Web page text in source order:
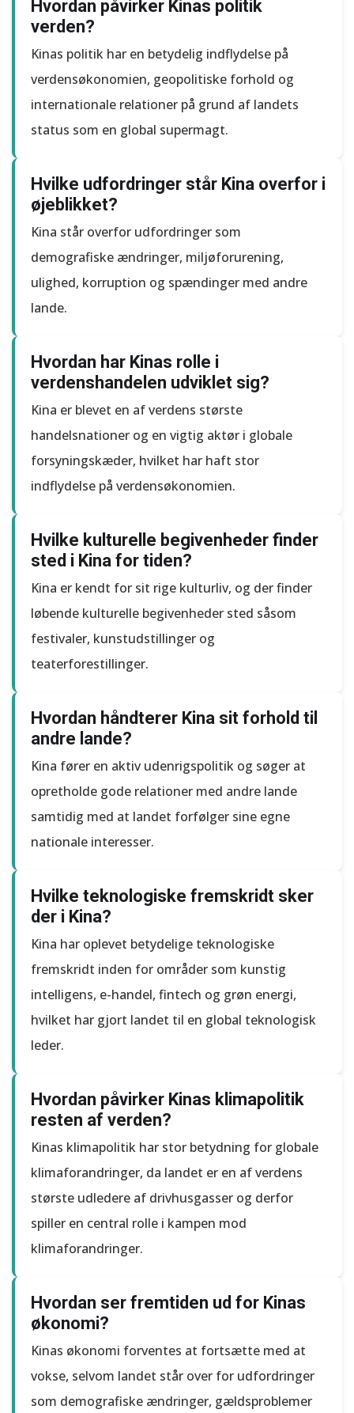
Hvordan påvirker Kinas politik
verden?
Kinas politik har en betydelig indflydelse på
verdensøkonomien, geopolitiske forhold og
internationale relationer på grund af landets
status som en global supermagt.
Hvilke udfordringer står Kina overfor i
øjeblikket?
Kina står overfor udfordringer som
demografiske ændringer, miljøforurening,
ulighed, korruption og spændinger med andre
lande.
Hvordan har Kinas rolle i
verdenshandelen udviklet sig?
Kina er blevet en af verdens største
handelsnationer og en vigtig aktør i globale
forsyningskæder, hvilket har haft stor
indflydelse på verdensøkonomien.
Hvilke kulturelle begivenheder finder
sted i Kina for tiden?
Kina er kendt for sit rige kulturliv, og der finder
løbende kulturelle begivenheder sted såsom
festivaler, kunstudstillinger og
teaterforestillinger.
Hvordan håndterer Kina sit forhold til
andre lande?
Kina fører en aktiv udenrigspolitik og søger at
opretholde gode relationer med andre lande
samtidig med at landet forfølger sine egne
nationale interesser.
Hvilke teknologiske fremskridt sker
der i Kina?
Kina har oplevet betydelige teknologiske
fremskridt inden for områder som kunstig
intelligens, e-handel, fintech og grøn energi,
hvilket har gjort landet til en global teknologisk
leder.
Hvordan påvirker Kinas klimapolitik
resten af verden?
Kinas klimapolitik har stor betydning for globale
klimaforandringer, da landet er en af verdens
største udledere af drivhusgasser og derfor
spiller en central rolle i kampen mod
klimaforandringer.
Hvordan ser fremtiden ud for Kinas
økonomi?
Kinas økonomi forventes at fortsætte med at
vokse, selvom landet står over for udfordringer
som demografiske ændringer, gældsproblemer